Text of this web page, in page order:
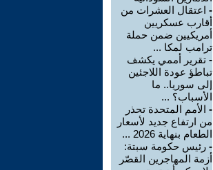
- اعتقال العشرات من
أقارب عسكريين
أمريكيين ضمن حملة
ترامب لمكا ...
- تقرير أممي يكشف
تباطؤ عودة اللاجئين
إلى سوريا.. ما
الأسباب؟ ...
- الأمم المتحدة تحذر
من ارتفاع جديد لأسعار
الطعام بنهاية 2026 ...
- رئيس حكومة سبتة:
أزمة المهاجرين القصّر